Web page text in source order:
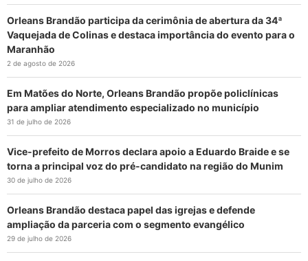
Orleans Brandão participa da cerimônia de abertura da 34ª
Vaquejada de Colinas e destaca importância do evento para o
Maranhão
2 de agosto de 2026
Em Matões do Norte, Orleans Brandão propõe policlínicas
para ampliar atendimento especializado no município
31 de julho de 2026
Vice-prefeito de Morros declara apoio a Eduardo Braide e se
torna a principal voz do pré-candidato na região do Munim
30 de julho de 2026
Orleans Brandão destaca papel das igrejas e defende
ampliação da parceria com o segmento evangélico
29 de julho de 2026